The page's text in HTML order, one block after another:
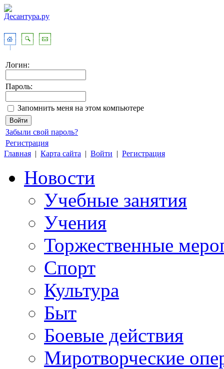
Логин:
Пароль:
Запомнить меня на этом компьютере
Забыли свой пароль?
Регистрация
Главная | Карта сайта | Войти | Регистрация
Новости
Учебные занятия
Учения
Торжественные
Спорт
Культура
Быт
Боевые действия
Миротворческие